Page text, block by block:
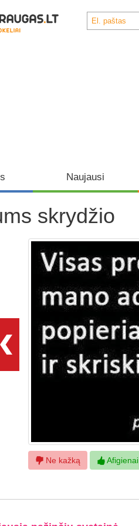
Naujausi
skrydžio
Ne kažką Afigienai